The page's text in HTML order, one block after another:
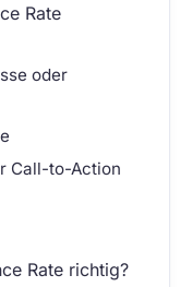
Rate
oder
Call-to-Action
Rate richtig?